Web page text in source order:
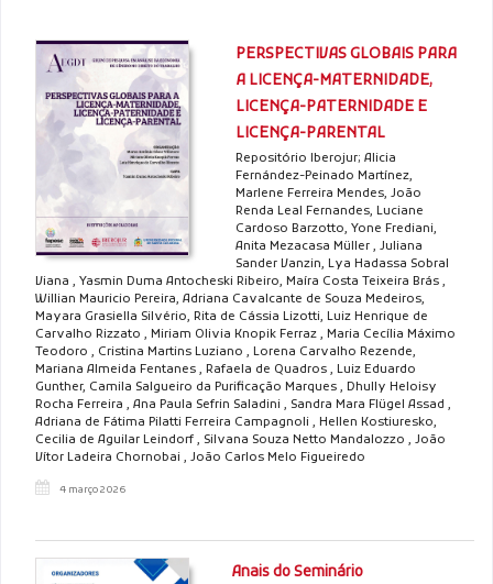
PERSPECTIVAS GLOBAIS PARA
A LICENÇA-MATERNIDADE,
LICENÇA-PATERNIDADE E
LICENÇA-PARENTAL
Repositório Iberojur; Alicia
Fernández-Peinado Martínez,
Marlene Ferreira Mendes, João
Renda Leal Fernandes, Luciane
Cardoso Barzotto, Yone Frediani,
Anita Mezacasa Müller , Juliana
Sander Vanzin, Lya Hadassa Sobral
Viana , Yasmin Duma Antocheski Ribeiro, Maíra Costa Teixeira Brás ,
Willian Mauricio Pereira, Adriana Cavalcante de Souza Medeiros,
Mayara Grasiella Silvério, Rita de Cássia Lizotti, Luiz Henrique de
Carvalho Rizzato , Miriam Olivia Knopik Ferraz , Maria Cecília Máximo
Teodoro , Cristina Martins Luziano , Lorena Carvalho Rezende,
Mariana Almeida Fentanes , Rafaela de Quadros , Luiz Eduardo
Gunther, Camila Salgueiro da Purificação Marques , Dhully Heloisy
Rocha Ferreira , Ana Paula Sefrin Saladini , Sandra Mara Flügel Assad ,
Adriana de Fátima Pilatti Ferreira Campagnoli , Hellen Kostiuresko,
Cecilia de Aguilar Leindorf , Silvana Souza Netto Mandalozzo , João
Vítor Ladeira Chornobai , João Carlos Melo Figueiredo
4 março 2026
Anais do Seminário